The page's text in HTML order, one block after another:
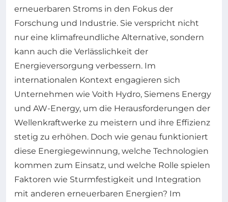
erneuerbaren Stroms in den Fokus der
Forschung und Industrie. Sie verspricht nicht
nur eine klimafreundliche Alternative, sondern
kann auch die Verlässlichkeit der
Energieversorgung verbessern. Im
internationalen Kontext engagieren sich
Unternehmen wie Voith Hydro, Siemens Energy
und AW-Energy, um die Herausforderungen der
Wellenkraftwerke zu meistern und ihre Effizienz
stetig zu erhöhen. Doch wie genau funktioniert
diese Energiegewinnung, welche Technologien
kommen zum Einsatz, und welche Rolle spielen
Faktoren wie Sturmfestigkeit und Integration
mit anderen erneuerbaren Energien? Im